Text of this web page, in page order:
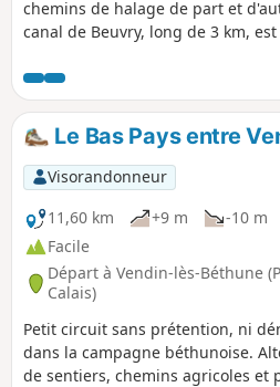
chemins de halage de part et
canal de Beuvry, long de 3 km,
apprécient le calme et le décor des
Le Bas Pays entre
Visorandonneur
11,60 km
+9 m -10 m
Facile
Départ à Vendin-lès-Béthune
Calais)
Petit circuit sans prétention, ni
dans la campagne béthunoise.
de sentiers, chemins agricoles et